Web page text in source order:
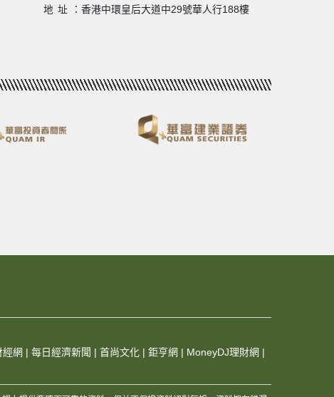
地址：香港中環皇后大道中29號華人行188樓
經網 | 每日經濟新聞 | 首尚文化 | 鉅亨網 | MoneyDJ理財網 |